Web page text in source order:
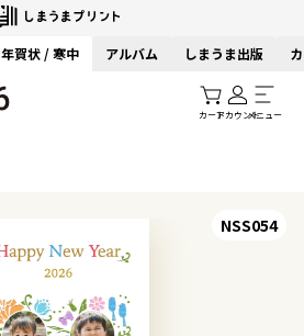
年賀状 / 寒中 アルバム しまうま出版
カートアカウントメニュー
NSS054